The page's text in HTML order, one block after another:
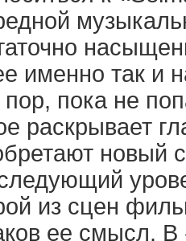
именно так и
пока не
раскрывает
новый
из сцен
ее смысл.